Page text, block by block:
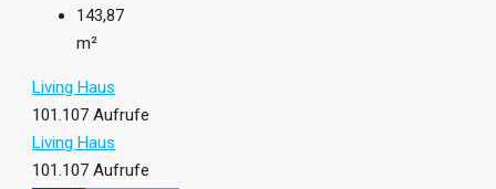
143,87
m²
Living Haus
101.107 Aufrufe
Living Haus
101.107 Aufrufe